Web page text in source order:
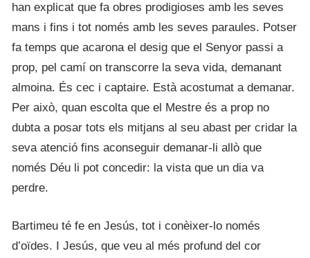
han explicat que fa obres prodigioses amb les seves
mans i fins i tot només amb les seves paraules. Potser
fa temps que acarona el desig que el Senyor passi a
prop, pel camí on transcorre la seva vida, demanant
almoina. És cec i captaire. Està acostumat a demanar.
Per això, quan escolta que el Mestre és a prop no
dubta a posar tots els mitjans al seu abast per cridar la
seva atenció fins aconseguir demanar-li allò que
només Déu li pot concedir: la vista que un dia va
perdre.
Bartimeu té fe en Jesús, tot i conèixer-lo només
d’oïdes. I Jesús, que veu al més profund del cor